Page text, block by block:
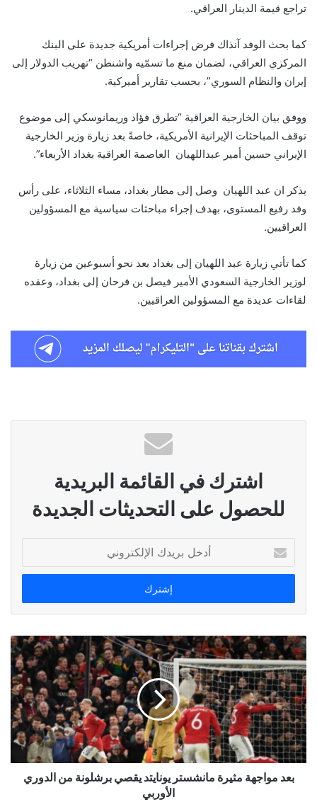
تراجع قيمة الدينار العراقي.
كما بحث الوفد آنذاك فرض إجراءات أمريكية جديدة على البنك
المركزي العراقي، لضمان منع ما تسمّيه واشنطن “تهريب الدولار إلى
إيران والنظام السوري”، بحسب تقارير أميركية.
ووفق بيان الخارجية العراقية “تطرق فؤاد وريمانوسكي إلى موضوع
توقف المباحثات الإيرانية الأمريكية، خاصةً بعد زيارة وزير الخارجية
الإيراني حسين أمير عبداللهيان العاصمة العراقية بغداد الأربعاء”.
يذكر ان عبد اللهيان وصل إلى مطار بغداد، مساء الثلاثاء، على رأس
وفد رفيع المستوى، بهدف إجراء مباحثات سياسية مع المسؤولين
العراقيين.
كما تأتي زيارة عبد اللهيان إلى بغداد بعد نحو أسبوعين من زيارة
لوزير الخارجية السعودي الأمير فيصل بن فرحان إلى بغداد، وعقده
لقاءات عديدة مع المسؤولين العراقيين.
اشترك في القائمة البريدية
للحصول على التحديثات الجديدة
بريدك
الإلكتروني
بعد مواجهة مثيرة مانشستر يونايتد يقصي برشلونة من الدوري
الأوربي